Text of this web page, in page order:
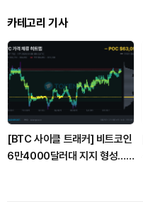
카테고리 기사
[BTC 사이클 트래커] 비트코인
6만4000달러대 지지 형성…6